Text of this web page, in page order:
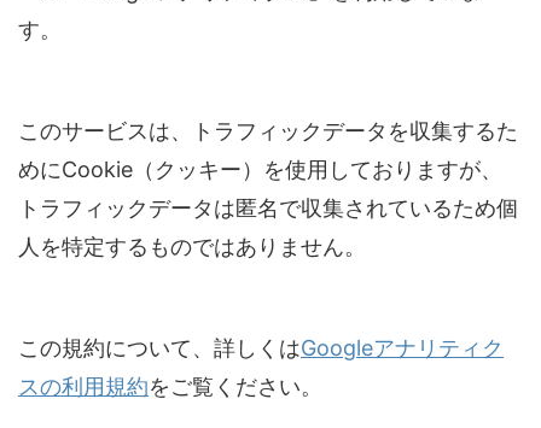
す。
このサービスは、トラフィックデータを収集するた
めにCookie（クッキー）を使用しておりますが、
トラフィックデータは匿名で収集されているため個
人を特定するものではありません。
この規約について、詳しくはGoogleアナリティク
スの利用規約をご覧ください。